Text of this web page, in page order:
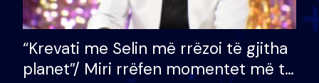
“Krevati me Selin më rrëzoi të gjitha
planet”/ Miri rrëfen momentet më të